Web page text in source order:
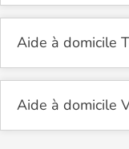
Aide à domicile
Aide à domicile